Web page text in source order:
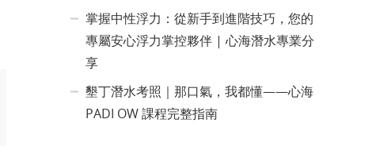
掌握中性浮力：從新手到進階技巧，您的
專屬安心浮力掌控夥伴 | 心海潛水專業分
享
墾丁潛水考照｜那口氣，我都懂——心海
PADI OW 課程完整指南